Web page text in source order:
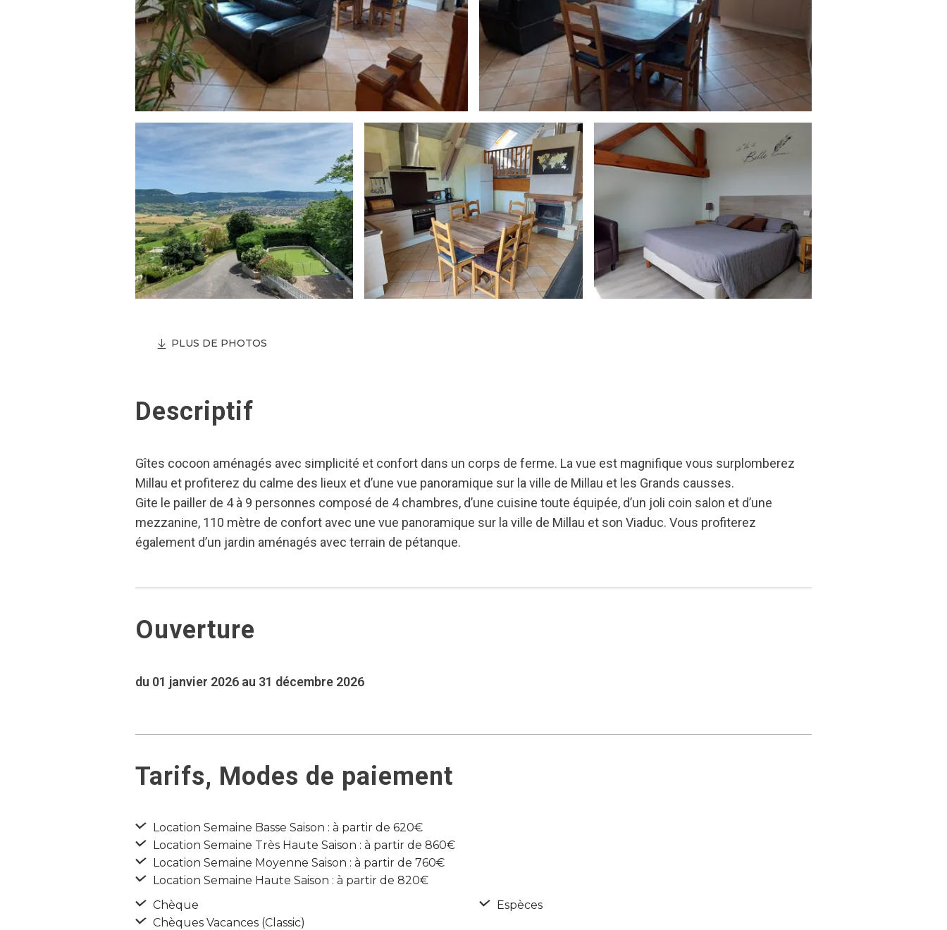
PLUS DE PHOTOS
Descriptif
Gîtes cocoon aménagés avec simplicité et confort dans un corps de ferme. La vue est magnifique vous surplomberez
Millau et profiterez du calme des lieux et d’une vue panoramique sur la ville de Millau et les Grands causses.
Gite le pailler de 4 à 9 personnes composé de 4 chambres, d’une cuisine toute équipée, d’un joli coin salon et d’une
mezzanine, 110 mètre de confort avec une vue panoramique sur la ville de Millau et son Viaduc. Vous profiterez
également d’un jardin aménagés avec terrain de pétanque.
Ouverture
du 01 janvier 2026 au 31 décembre 2026
Tarifs, Modes de paiement
Location Semaine Basse Saison : à partir de 620€
Location Semaine Très Haute Saison : à partir de 860€
Location Semaine Moyenne Saison : à partir de 760€
Location Semaine Haute Saison : à partir de 820€
Chèque
Chèques Vacances (Classic)
Espèces